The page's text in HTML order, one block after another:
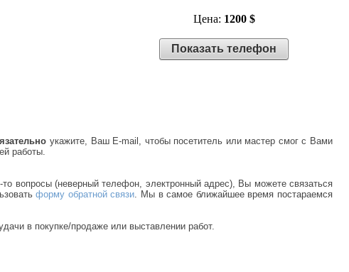
Цена: 1200 $
Показать телефон
укажите, Ваш E-mail, чтобы посетитель или мастер смог с Вами
работы.
вопросы (неверный телефон, электронный адрес), Вы можете связаться
форму обратной связи . Мы в самое ближайшее время постараемся
в покупке/продаже или выставлении работ.